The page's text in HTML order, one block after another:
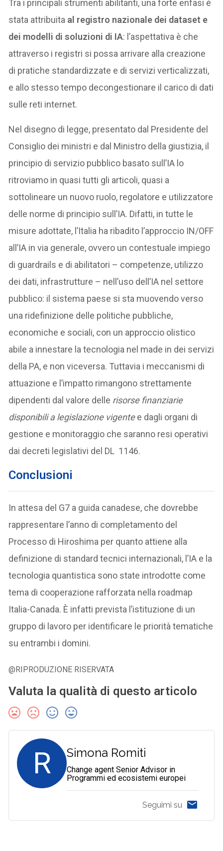
Tra i principali strumenti abilitanti, una forte enfasi è
stata attribuita al registro nazionale dei dataset e
dei modelli di soluzioni di IA: l’aspettativa è che
attraverso i registri si possa arrivare alla creazione
di pratiche standardizzate e di servizi verticalizzati,
e allo stesso tempo decongestionare il carico di dati
sulle reti internet.
Nel disegno di legge, presentato dal Presidente del
Consiglio dei ministri e dal Ministro della giustizia, il
principio di servizio pubblico basato sull’IA lo
ritroviamo in quasi tutti gli articoli, quasi a
sottolineare un nuovo ruolo, regolatore e utilizzatore
delle norme di principio sull’IA. Difatti, in tutte le
misure adottate, l’Italia ha ribadito l’approccio IN/OFF
all’IA in via generale, ovvero un contestuale impiego
di guardrails e di abilitatori – competenze, utilizzo
dei dati, infrastrutture – nell’uso dell’IA nel settore
pubblico: il sistema paese si sta muovendo verso
una ridefinizione delle politiche pubbliche,
economiche e sociali, con un approccio olistico
abile a innestare la tecnologia nel made in dei servizi
della PA, e non viceversa. Tuttavia i meccanismi di
attuazione e l’impatto rimangono strettamente
dipendenti dal valore delle risorse finanziarie
disponibili a legislazione vigentee dagli organi di
gestione e monitoraggio che saranno resi operativi
dai decreti legislativi del DL 1146.
Conclusioni
In attesa del G7 a guida canadese, che dovrebbe
rappresentare l’anno di completamento del
Processo di Hiroshima per quanto attiene alla
definizione di standard tecnici internazionali, l’IA e la
tecnologia quantistica sono state introdotte come
tema di cooperazione rafforzata nella roadmap
Italia-Canada. È infatti prevista l’istituzione di un
gruppo di lavoro per identificare le priorità tematiche
su entrambi i domini.
@RIPRODUZIONE RISERVATA
Valuta la qualità di questo articolo
R Simona Romiti
Change agent Senior Advisor in
Programmi ed ecosistemi europei
Seguimi su